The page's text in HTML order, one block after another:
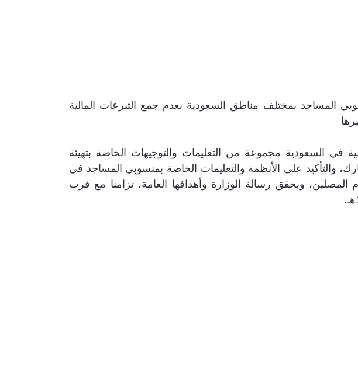
المساجد بمختلف مناطق السعودية بعدم جمع التبرعات المالية
في السعودية مجموعة من التعليمات والتوجيهات الخاصة بتهيئة
والتأكيد على الأنظمة والتعليمات الخاصة بمنسوبي المساجد في
ويحقق رسالة الوزارة وأهدافها العامة، تزامنا مع قرب